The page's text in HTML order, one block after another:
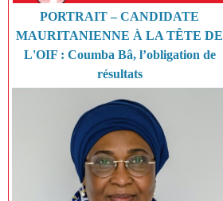
PORTRAIT – CANDIDATE
MAURITANIENNE À LA TÊTE DE
L'OIF : Coumba Bâ, l’obligation de
résultats